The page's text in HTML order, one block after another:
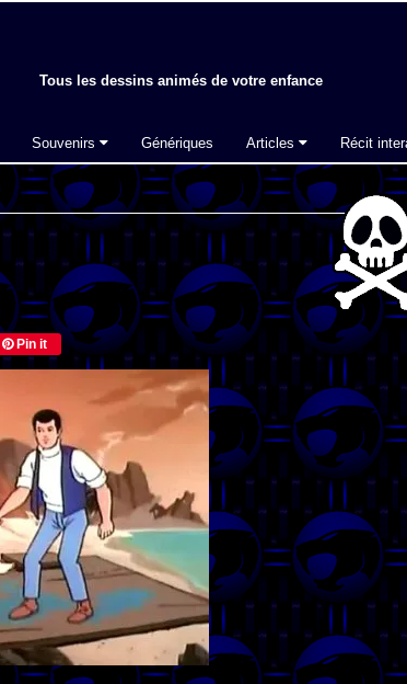
Tous les dessins animés de votre enfance
Souvenirs Génériques Articles Récit
Pin it